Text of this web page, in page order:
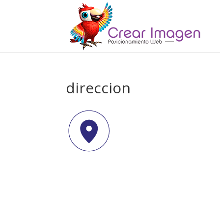
direccion